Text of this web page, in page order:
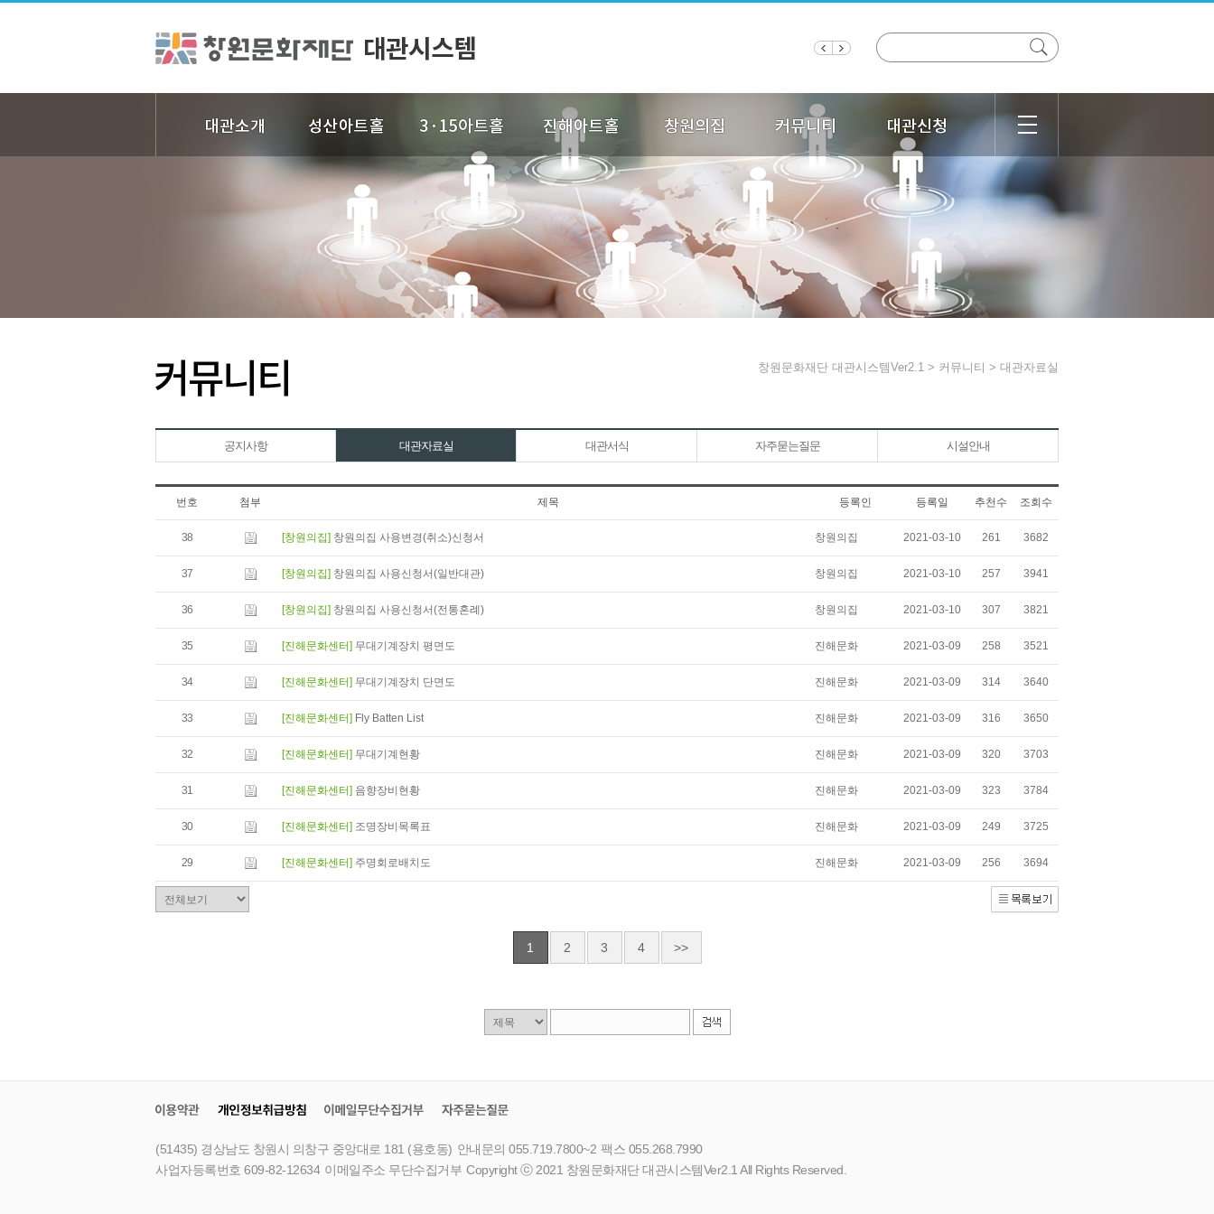
창원문화재단 대관시스템Ver2.1 > 커뮤니티 > 대관자료실
공지사항 대관자료실 대관서식 자주묻는질문 시설안내
번호 첨부 제목 등록인 등록일 추천수 조회수
38 [창원의집] 창원의집 사용변경(취소)신청서 창원의집 2021-03-10 261 3682
37 [창원의집] 창원의집 사용신청서(일반대관) 창원의집 2021-03-10 257 3941
36 [창원의집] 창원의집 사용신청서(전통혼례) 창원의집 2021-03-10 307 3821
35 [진해문화센터] 무대기계장치 평면도 진해문화 2021-03-09 258 3521
34 [진해문화센터] 무대기계장치 단면도 진해문화 2021-03-09 314 3640
33 [진해문화센터] Fly Batten List 진해문화 2021-03-09 316 3650
32 [진해문화센터] 무대기계현황 진해문화 2021-03-09 320 3703
31 [진해문화센터] 음향장비현황 진해문화 2021-03-09 323 3784
30 [진해문화센터] 조명장비목록표 진해문화 2021-03-09 249 3725
29 [진해문화센터] 주명회로배치도 진해문화 2021-03-09 256 3694
1 2 3 4 >>
(51435) 경상남도 창원시 의창구 중앙대로 181 (용호동) 안내문의 055.719.7800~2 팩스 055.268.7990
사업자등록번호 609-82-12634 이메일주소 무단수집거부 Copyright ⓒ 2021 창원문화재단 대관시스템Ver2.1 All Rights Reserved.